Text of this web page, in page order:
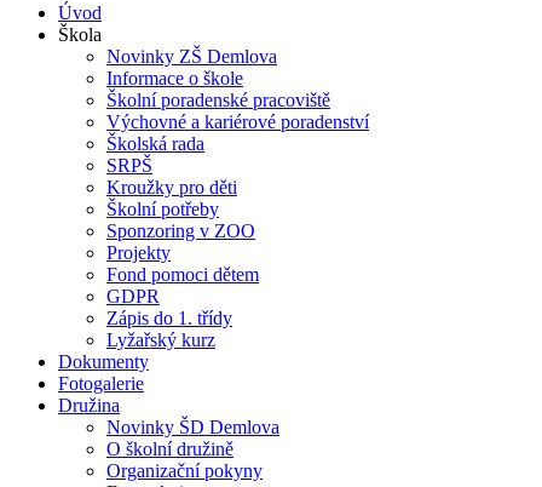
Úvod
Škola
Novinky ZŠ Demlova
Informace o škole
Školní poradenské pracoviště
Výchovné a kariérové poradenství
Školská rada
SRPŠ
Kroužky pro děti
Školní potřeby
Sponzoring v ZOO
Projekty
Fond pomoci dětem
GDPR
Zápis do 1. třídy
Lyžařský kurz
Dokumenty
Fotogalerie
Družina
Novinky ŠD Demlova
O školní družině
Organizační pokyny